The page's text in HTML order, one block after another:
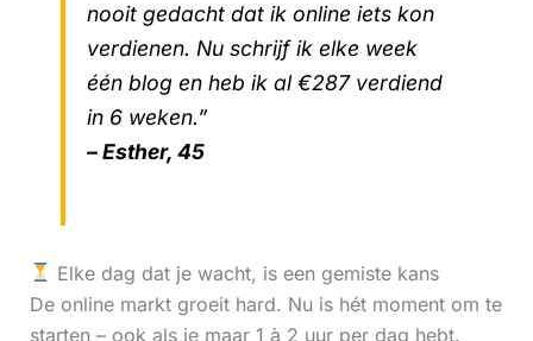
nooit gedacht dat ik online iets kon
verdienen. Nu schrijf ik elke week
één blog en heb ik al €287 verdiend
in 6 weken.”
– Esther, 45
Elke dag dat je wacht, is een gemiste kans
De online markt groeit hard. Nu is hét moment om te
starten – ook als je maar 1 à 2 uur per dag hebt.